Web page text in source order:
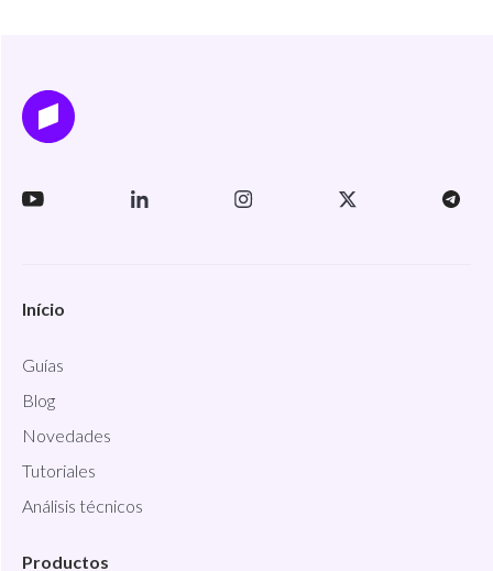
Início
Guías
Blog
Novedades
Tutoriales
Análisis técnicos
Productos